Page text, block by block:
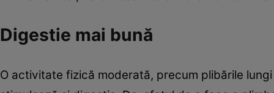
Digestie mai bună
O activitate fizică moderată, precum plibările